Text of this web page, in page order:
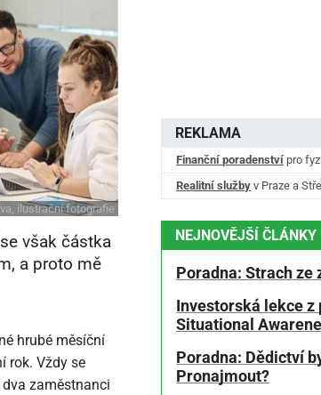
ilustrační fotografie
však částka
a proto mě
hrubé měsíční
rok. Vždy se
zaměstnanci
REKLAMA
Finanční poradenství pro
Realitní služby v Praze a
NEJNOVĚJŠÍ ČLÁNKY
Poradna: Strach ze
Investorská lekce z
Situational
Poradna: Dědictví
Pronajmout?